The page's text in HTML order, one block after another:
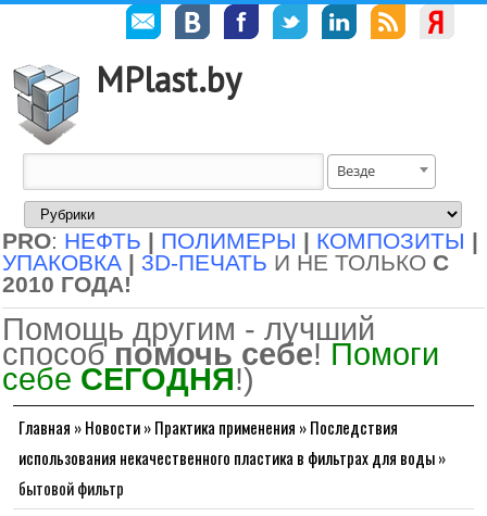
MPlast.by
Везде
PRO: НЕФТЬ | ПОЛИМЕРЫ | КОМПОЗИТЫ |
УПАКОВКА | 3D-ПЕЧАТЬ И НЕ ТОЛЬКО С
2010 ГОДА!
Помощь другим - лучший
способ помочь себе! Помоги
себе СЕГОДНЯ!)
Главная »Новости»Практика применения »Последствия
использования некачественного пластика в фильтрах для воды»
бытовой фильтр